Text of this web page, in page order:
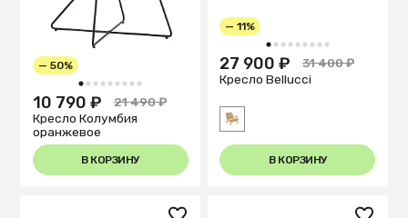
1 2 3 4 5 6 7 8 9
— 50%
10 790 ₽
21 490 ₽
Кресло Колумбия
оранжевое
В КОРЗИНУ
1 2 3 4 5 6 7 8 9
— 11%
27 900 ₽
31 400 ₽
Кресло Bellucci
В КОРЗИНУ